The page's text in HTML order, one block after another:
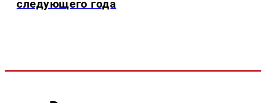
следующего года